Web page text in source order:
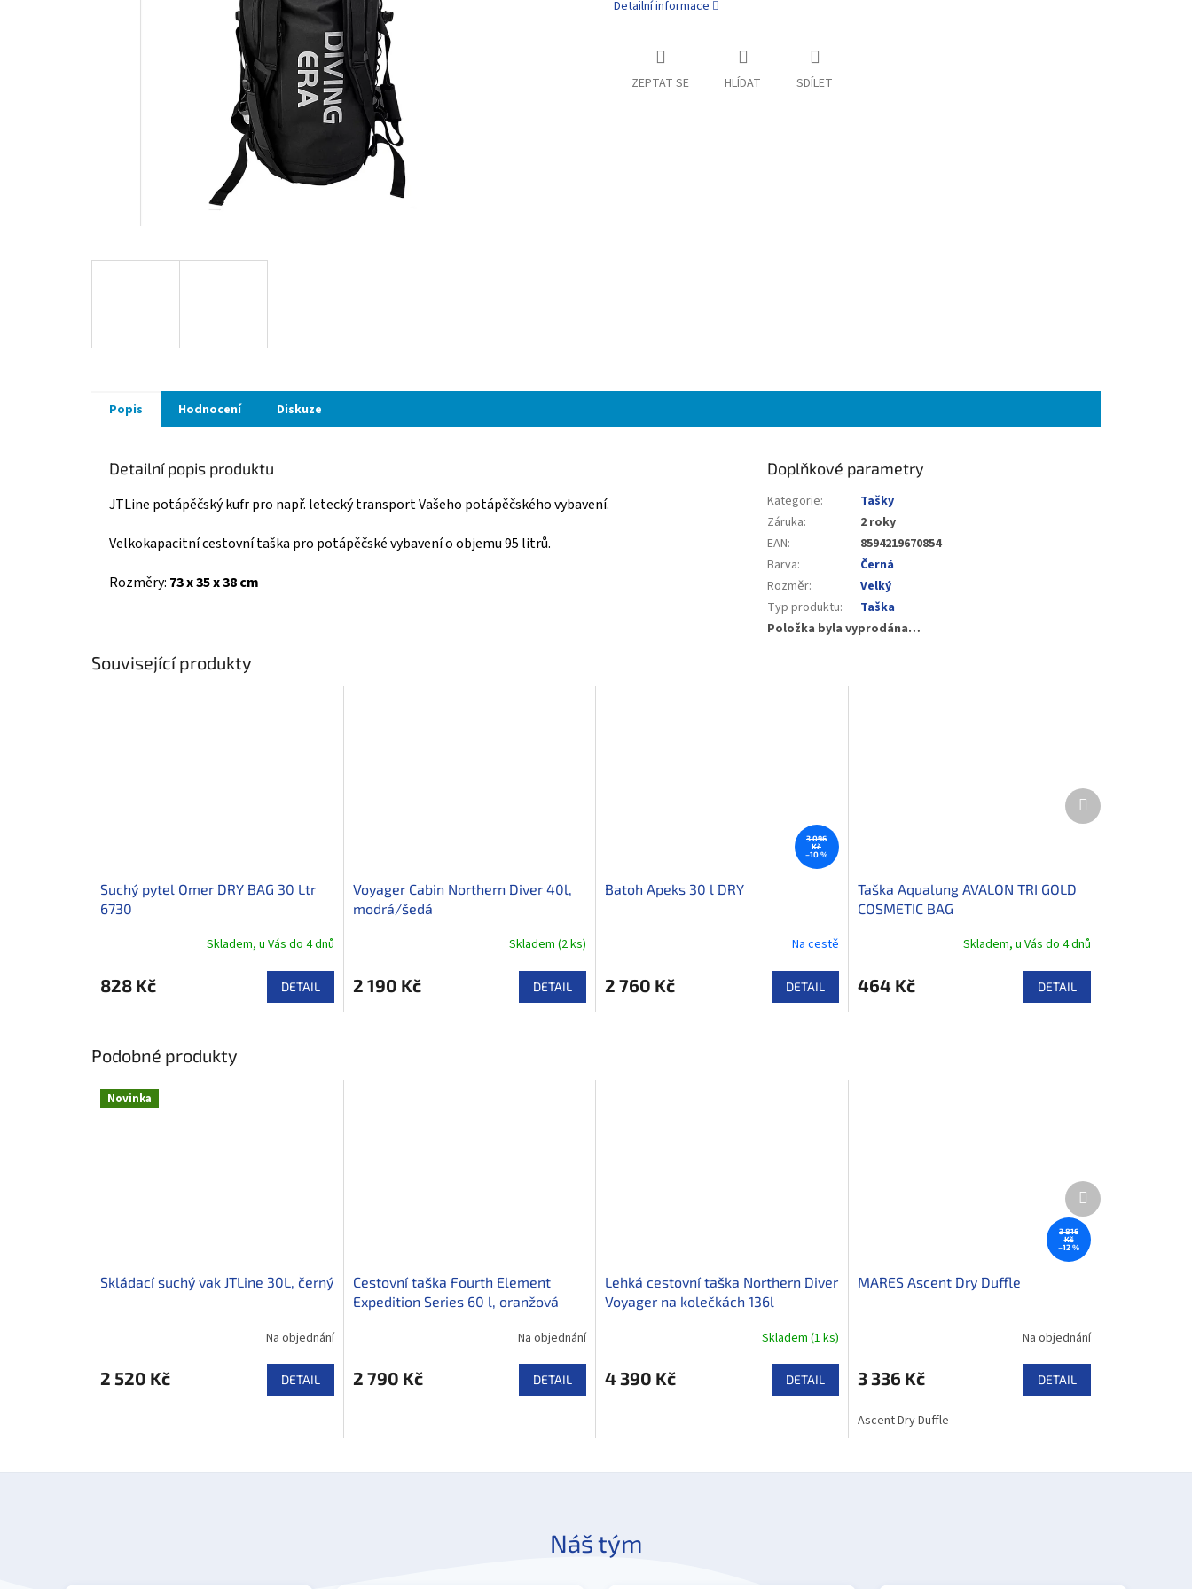
Detailní informace
ZEPTAT SE HLÍDAT SDÍLET
Popis Hodnocení Diskuze
Detailní popis produktu
JTLine potápěčský kufr pro např. letecký transport Vašeho potápěčského vybavení.
Velkokapacitní cestovní taška pro potápěčské vybavení o objemu 95 litrů.
Rozměry: 73 x 35 x 38 cm
Doplňkové parametry
Kategorie:
Tašky
Záruka:
2 roky
EAN:
8594219670854
Barva:
Černá
Rozměr:
Velký
Typ produktu:
Taška
Položka byla vyprodána…
Související produkty
Suchý pytel Omer DRY BAG 30 Ltr
6730
Skladem, u Vás do 4 dnů
828 Kč DETAIL
Voyager Cabin Northern Diver 40l,
modrá/šedá
Skladem (2 ks)
2 190 Kč DETAIL
3 096
Kč
–10 %
Batoh Apeks 30 l DRY
Na cestě
2 760 Kč DETAIL
Taška Aqualung AVALON TRI GOLD
COSMETIC BAG
Skladem, u Vás do 4 dnů
464 Kč DETAIL
Další
produkt
Podobné produkty
Novinka
Skládací suchý vak JTLine 30L, černý
Na objednání
2 520 Kč DETAIL
Cestovní taška Fourth Element
Expedition Series 60 l, oranžová
Na objednání
2 790 Kč DETAIL
Lehká cestovní taška Northern Diver
Voyager na kolečkách 136l
Skladem (1 ks)
4 390 Kč DETAIL
3 816
Kč
–12 %
MARES Ascent Dry Duffle
Na objednání
3 336 Kč DETAIL
Ascent Dry Duffle
Další
produkt
Náš tým